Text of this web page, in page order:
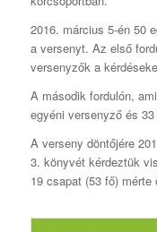
2016. március 5-én 50
a versenyt. Az első
versenyzők a
A második fordulón,
egyéni versenyző és
A verseny döntőjére
3. könyvét kérdeztük
19 csapat (53 fő)